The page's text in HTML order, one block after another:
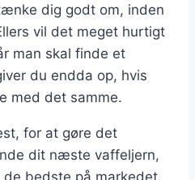
dig godt om, inden
vil det meget hurtigt
man skal finde et
du endda op, hvis
med det samme.
for at gøre det
dit næste vaffeljern,
bedste på markedet.